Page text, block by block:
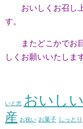
おいしくお召し上
す。
またどこかでお目
しくお願いいたしま
（ス
いと忠 おいしい
産 お祝い お菓子 しっとり